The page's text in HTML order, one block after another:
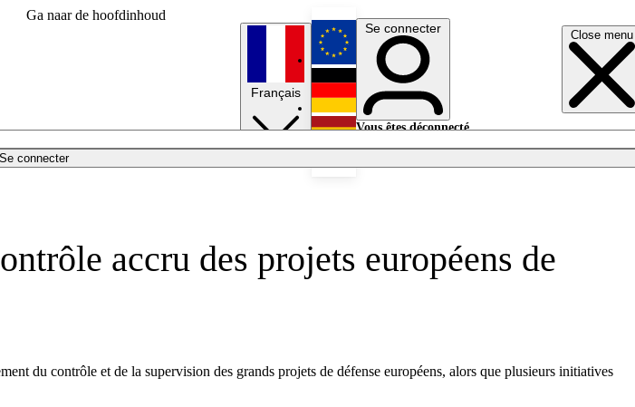
Ga naar de hoofdinhoud
Close menu
Se connecter
Français
English
Deutsch
Se connecter
Vous êtes déconnecté.
accru des projets européens de
du contrôle et de la supervision des grands projets de défense européens, alors que plusieurs initiatives